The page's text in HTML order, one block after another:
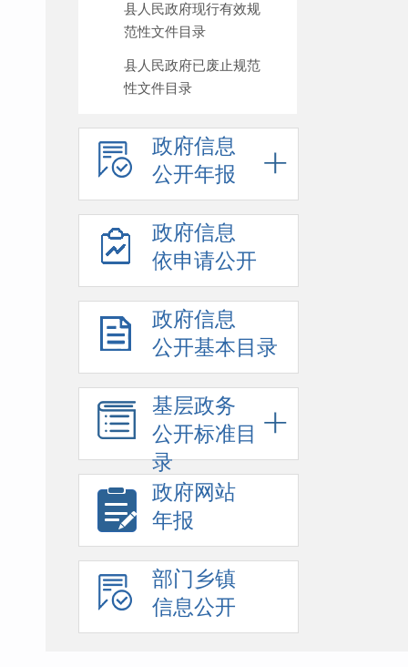
县人民政府现行有效规
范性文件目录
县人民政府已废止规范
性文件目录
政府信息
公开年报
政府信息
依申请公开
政府信息
公开基本目录
基层政务
公开标准目
录
政府网站
年报
部门乡镇
信息公开